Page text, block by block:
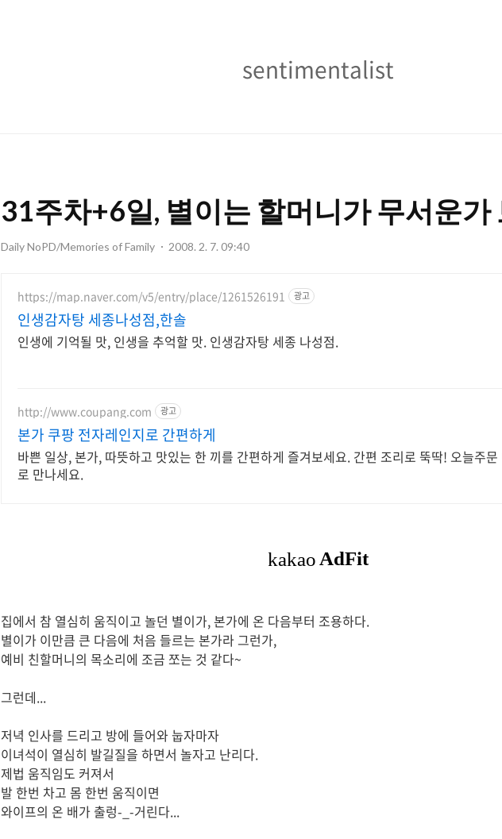
sentimentalist
31주차+6일, 별이는 할머니가 무서운가
Daily NoPD/Memories of Family 2008. 2. 7. 09:40
https://map.naver.com/v5/entry/place/1261526191 광고
인생감자탕 세종나성점,한솔
인생에 기억될 맛, 인생을 추억할 맛. 인생감자탕 세종 나성점.
http://www.coupang.com 광고
본가 쿠팡 전자레인지로 간편하게
바쁜 일상, 본가, 따뜻하고 맛있는 한 끼를 간편하게 즐겨보세요. 간편 조리로 뚝딱! 오늘주
로 만나세요.
집에서 참 열심히 움직이고 놀던 별이가, 본가에 온 다음부터 조용하다.
별이가 이만큼 큰 다음에 처음 들르는 본가라 그런가,
예비 친할머니의 목소리에 조금 쪼는 것 같다~
그런데...
저녁 인사를 드리고 방에 들어와 눕자마자
이녀석이 열심히 발길질을 하면서 놀자고 난리다.
제법 움직임도 커져서
발 한번 차고 몸 한번 움직이면
와이프의 온 배가 출렁-_-거린다...